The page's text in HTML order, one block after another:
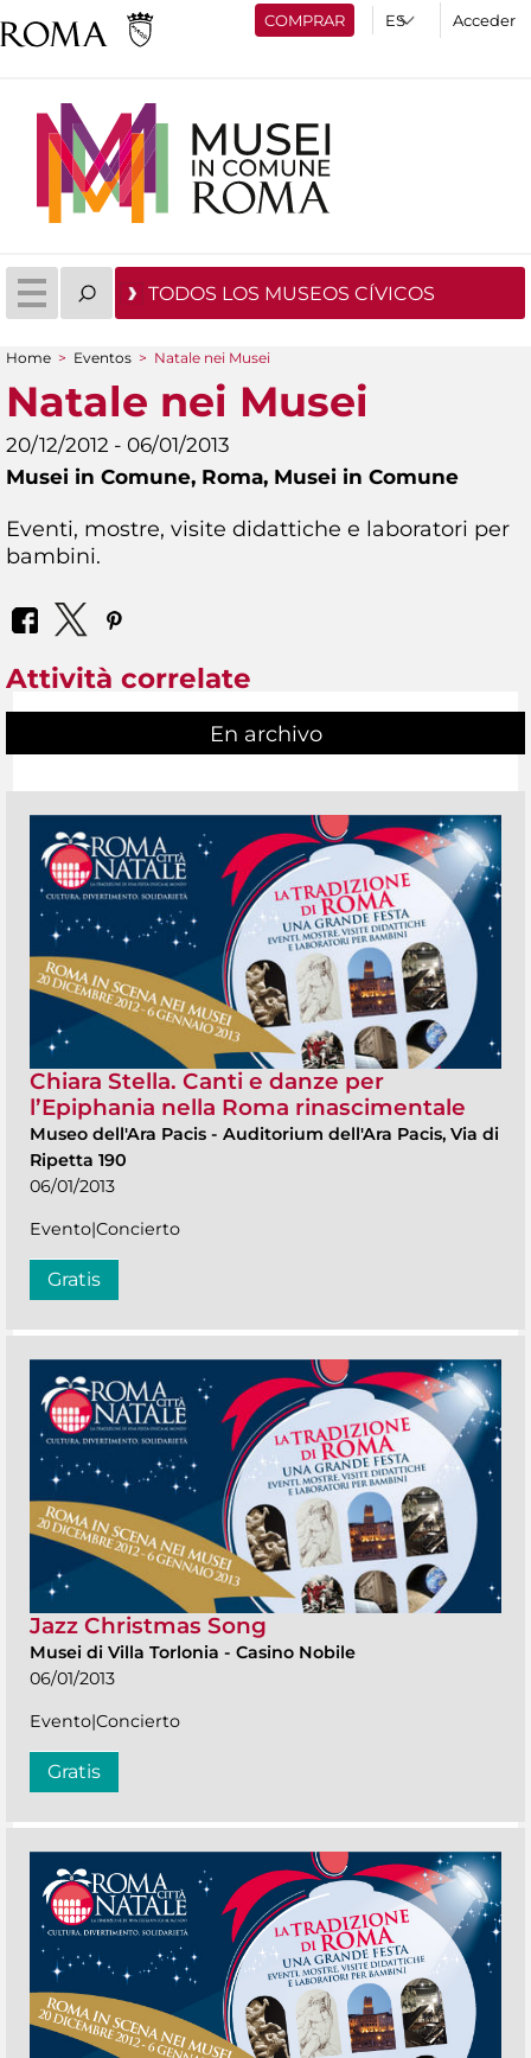
COMPRAR Acceder
TODOS LOS MUSEOS CÍVICOS
You are here
Home > Eventos > Natale nei Musei
Natale nei Musei
20/12/2012 - 06/01/2013
Musei in Comune, Roma, Musei in Comune
Eventi, mostre, visite didattiche e laboratori per
bambini.
Attività correlate
En archivo
Chiara Stella. Canti e danze per
l’Epiphania nella Roma rinascimentale
Museo dell'Ara Pacis - Auditorium dell'Ara Pacis, Via di
Ripetta 190
06/01/2013
Evento|Concierto
Gratis
Jazz Christmas Song
Musei di Villa Torlonia - Casino Nobile
06/01/2013
Evento|Concierto
Gratis